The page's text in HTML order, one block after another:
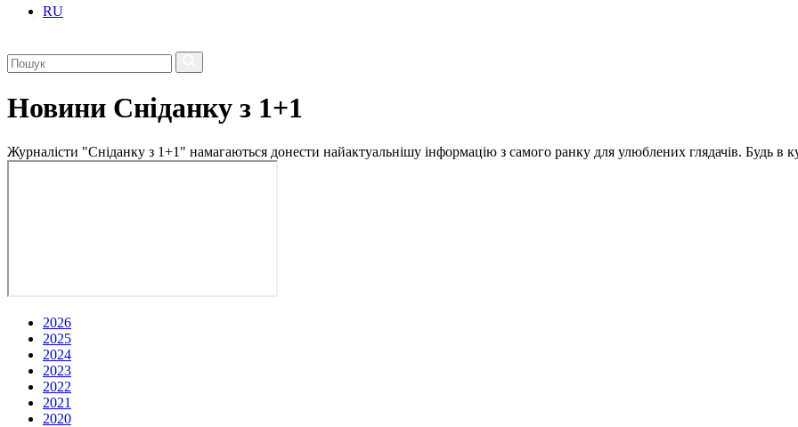
RU
Новини Сніданку з 1+1
Журналісти "Сніданку з 1+1" намагаються донести найактуальнішу інформацію з самого ранку для улюблених глядачів. Будь в
2026
2025
2024
2023
2022
2021
2020